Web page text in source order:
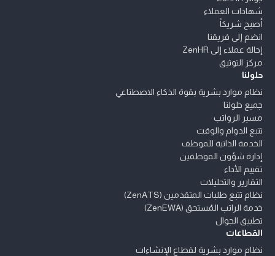
شهادات العملاء
أصبح شريكاً
انضم إلى فريقنا
إحالة عملاء إلى ZenHR
مركز التوثيق
حلولنا
نظام موارد بشرية بقوة الذكاء الاصطناعي
جميع حلولنا
مسير الرواتب
تتبع الدوام والوقت
الخدمة الذاتية للموظف
إدارة شؤون الموظفين
تقييم الأداء
التقارير والتحليلات
نظام تتبع طلبات المتقدمين (ZenATS)
خدمة الراتب المُستحق (ZenEWA)
تطبيق الجوال
القطاعات
نظام موارد بشرية لقطاع الإنشاءات